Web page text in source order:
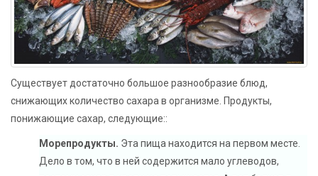
Существует достаточно большое разнообразие блюд,
снижающих количество сахара в организме. Продукты,
понижающие сахар, следующие::
Морепродукты. Эта пища находится на первом месте.
Дело в том, что в ней содержится мало углеводов,